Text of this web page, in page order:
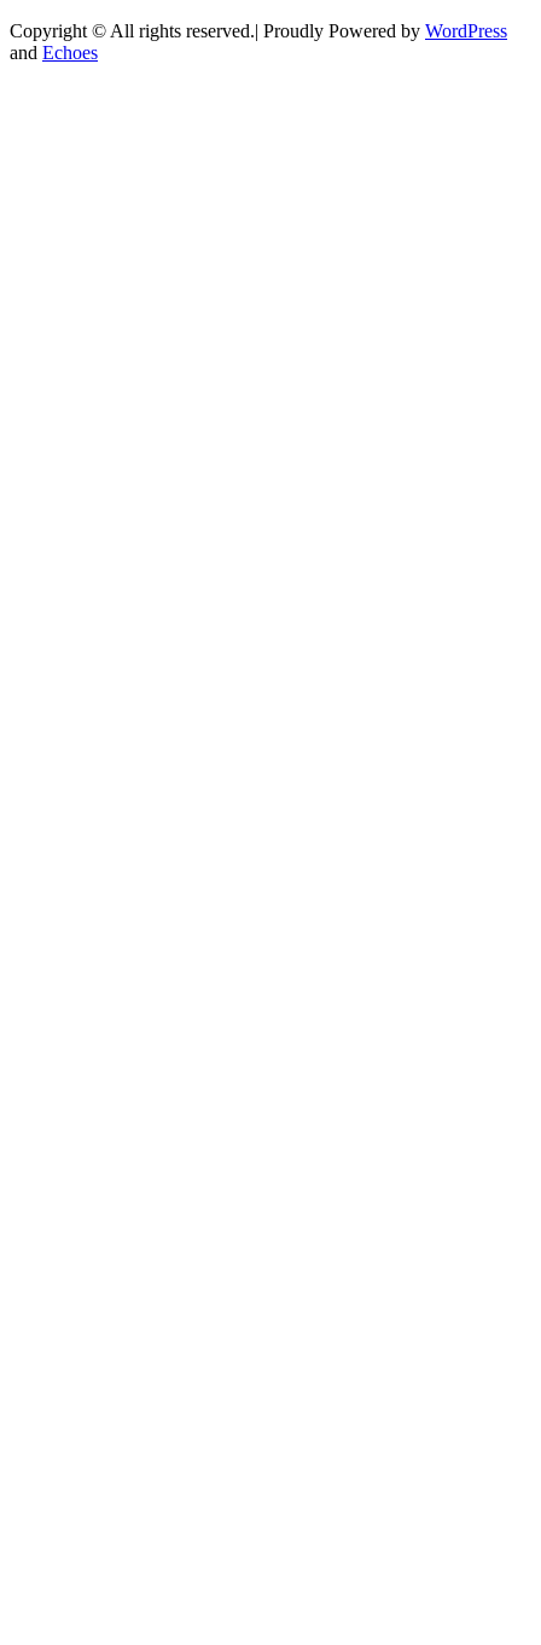
Copyright © All rights reserved.| Proudly Powered by WordPress
and Echoes